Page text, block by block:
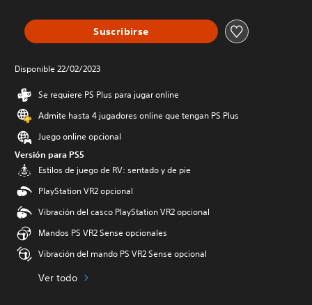
Suscribirse
Disponible 22/02/2023
Se requiere PS Plus para jugar online
Admite hasta 4 jugadores online que tengan PS Plus
Juego online opcional
Versión para PS5
Estilos de juego de RV: sentado y de pie
PlayStation VR2 opcional
Vibración del casco PlayStation VR2 opcional
Mandos PS VR2 Sense opcionales
Vibración del mando PS VR2 Sense opcional
Ver todo